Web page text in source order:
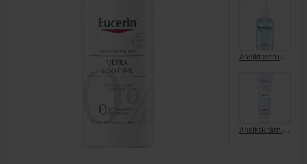
Ansiktsserum DIVE IN Low Molecular Hyaluronic Acid
Ansikskräm Ultra Light Invisible Sunscreen Spf50